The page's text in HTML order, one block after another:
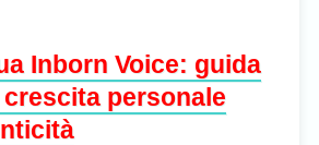
Inborn Voice: guida
personale